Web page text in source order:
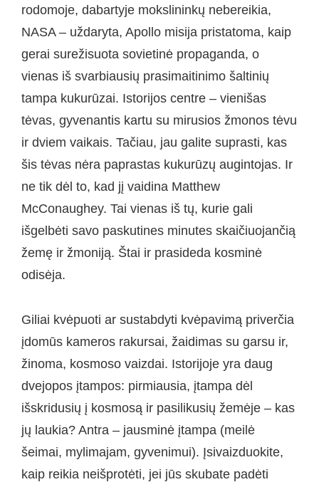
rodomoje, dabartyje mokslininkų nebereikia,
NASA – uždaryta, Apollo misija pristatoma, kaip
gerai surežisuota sovietinė propaganda, o
vienas iš svarbiausių prasimaitinimo šaltinių
tampa kukurūzai. Istorijos centre – vienišas
tėvas, gyvenantis kartu su mirusios žmonos tėvu
ir dviem vaikais. Tačiau, jau galite suprasti, kas
šis tėvas nėra paprastas kukurūzų augintojas. Ir
ne tik dėl to, kad jį vaidina Matthew
McConaughey. Tai vienas iš tų, kurie gali
išgelbėti savo paskutines minutes skaičiuojančią
žemę ir žmoniją. Štai ir prasideda kosminė
odisėja.
Giliai kvėpuoti ar sustabdyti kvėpavimą priverčia
įdomūs kameros rakursai, žaidimas su garsu ir,
žinoma, kosmoso vaizdai. Istorijoje yra daug
dvejopos įtampos: pirmiausia, įtampa dėl
išskridusių į kosmosą ir pasilikusių žemėje – kas
jų laukia? Antra – jausminė įtampa (meilė
šeimai, mylimajam, gyvenimui). Įsivaizduokite,
kaip reikia neišprotėti, jei jūs skubate padėti